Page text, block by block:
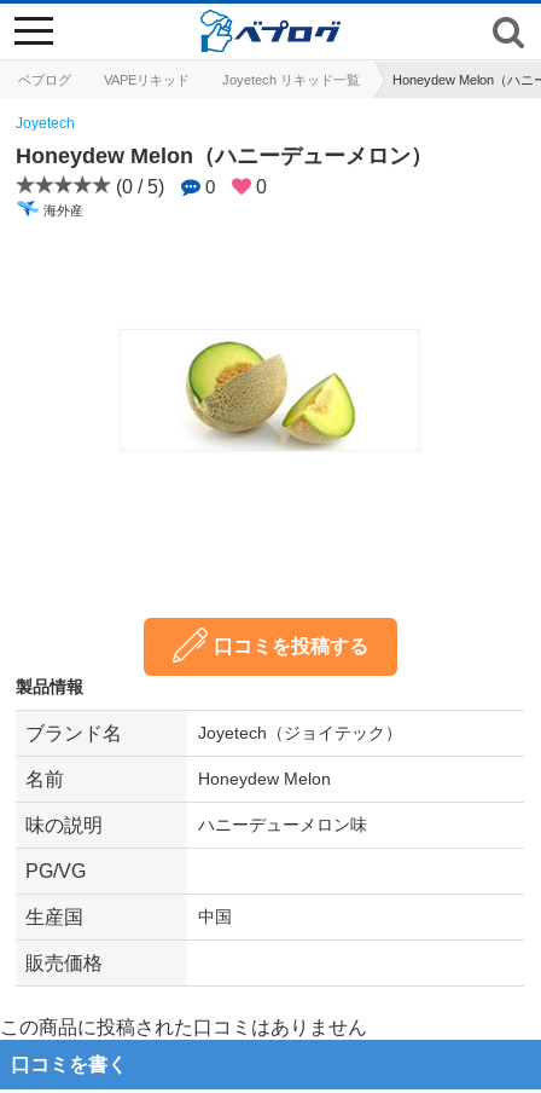
ベプログ VAPEリキッド Joyetech リキッド一覧 Honeydew Melon（ハニ
toggle
navigation
Joyetech
Honeydew Melon（ハニーデューメロン）
(0 / 5) 0 0
海外産
口コミを投稿する
製品情報
ブランド名 Joyetech（ジョイテック）
名前 Honeydew Melon
味の説明 ハニーデューメロン味
PG/VG
生産国 中国
販売価格
この商品に投稿された口コミはありません
口コミを書く